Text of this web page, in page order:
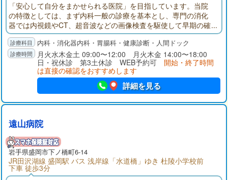
「安心して自分をまかせられる医院」を目指しています。当院
の特徴としては、まず内科一般の診療を基本とし、専門の消化
器では内視鏡やCT、超音波などの画像検査を駆使して早期の確
実な診断を目指しています。また、肝臓専門医として、ウイル
ス性肝炎の特殊な治療や肝がんの早期診断を得意としていま
す。
内科・消化器内科・胃腸科・健康診断・人間ドック
月火水木金土 09:00〜12:00 月火木金 14:00〜18:00
日・祝休診 第3土休診 WEB予約可 開始・終了時間
は直接の確認をおすすめします
詳細を見る
遠山病院
岩手県盛岡市下ノ橋町6-14
JR田沢湖線 盛岡駅 バス 浅岸線「水道橋」ゆき 杜陵小学校前
下車 徒歩3分